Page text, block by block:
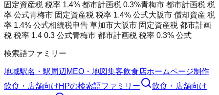
固定資産税 税率 1.4% 都市計画税 0.3%青梅市 都市計画税 税
率 公式青梅市 固定資産税 税率 1.4% 公式大阪市 償却資産 税
率 1.4% 公式相続税申告 草加市大阪市 固定資産税 都市計画
税 税率 1.4 0.3 公式青梅市 都市計画税 税率 0.3% 公式
検索語ファミリー
地域駅名・駅周辺 MEO・地図集客飲食店ホームページ制作
飲食・店舗向けHPの検索語ファミリー 飲食・店舗向け